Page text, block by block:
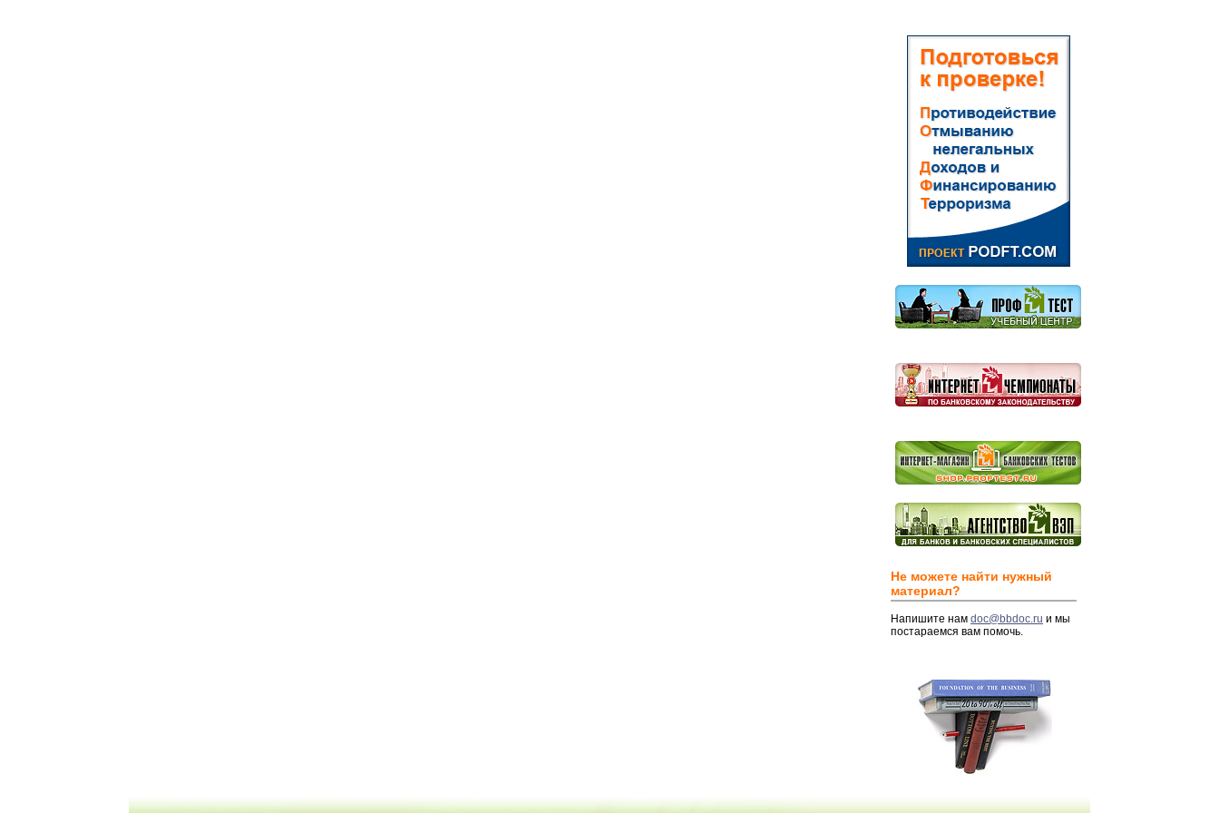
Не можете найти нужный
материал?
Напишите нам doc@bbdoc.ru и мы
постараемся вам помочь.